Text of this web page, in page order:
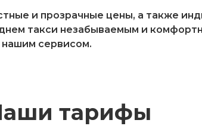
и прозрачные цены, а также
такси незабываемым и
сервисом.
тарифы